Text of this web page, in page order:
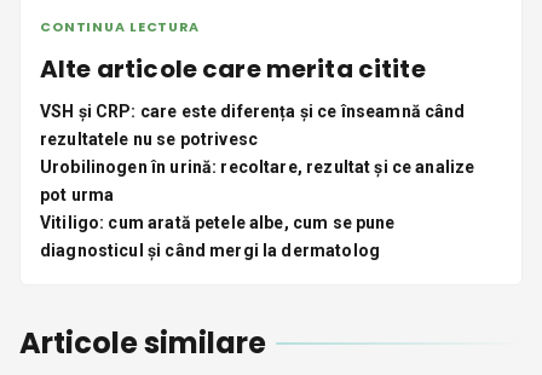
CONTINUA LECTURA
Alte articole care merita citite
VSH și CRP: care este diferența și ce înseamnă când
rezultatele nu se potrivesc
Urobilinogen în urină: recoltare, rezultat și ce analize
pot urma
Vitiligo: cum arată petele albe, cum se pune
diagnosticul și când mergi la dermatolog
Articole similare